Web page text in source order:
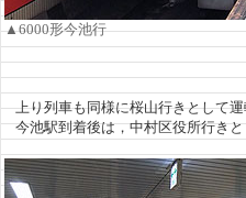
▲6000形今池行
上り列車も同様に桜山行きとして運
今池駅到着後は，中村区役所行きと